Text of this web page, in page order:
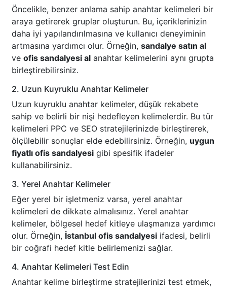
Öncelikle, benzer anlama sahip anahtar kelimeleri bir
araya getirerek gruplar oluşturun. Bu, içeriklerinizin
daha iyi yapılandırılmasına ve kullanıcı deneyiminin
artmasına yardımcı olur. Örneğin, sandalye satın al
ve ofis sandalyesi al anahtar kelimelerini aynı grupta
birleştirebilirsiniz.
2. Uzun Kuyruklu Anahtar Kelimeler
Uzun kuyruklu anahtar kelimeler, düşük rekabete
sahip ve belirli bir nişi hedefleyen kelimelerdir. Bu tür
kelimeleri PPC ve SEO stratejilerinizde birleştirerek,
ölçülebilir sonuçlar elde edebilirsiniz. Örneğin, uygun
fiyatlı ofis sandalyesi gibi spesifik ifadeler
kullanabilirsiniz.
3. Yerel Anahtar Kelimeler
Eğer yerel bir işletmeniz varsa, yerel anahtar
kelimeleri de dikkate almalısınız. Yerel anahtar
kelimeler, bölgesel hedef kitleye ulaşmanıza yardımcı
olur. Örneğin, İstanbul ofis sandalyesi ifadesi, belirli
bir coğrafi hedef kitle belirlemenizi sağlar.
4. Anahtar Kelimeleri Test Edin
Anahtar kelime birleştirme stratejilerinizi test etmek,